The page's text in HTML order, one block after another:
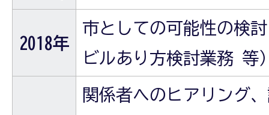
2018年
市としての可能性の検
ビルあり方検討業務 等
関係者へのヒアリング